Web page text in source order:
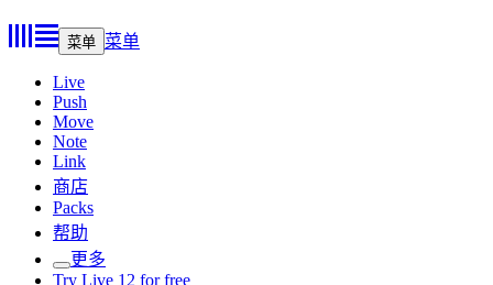
菜单 菜单
Live
Push
Move
Note
Link
商店
Packs
帮助
更多
Try Live 12 for free